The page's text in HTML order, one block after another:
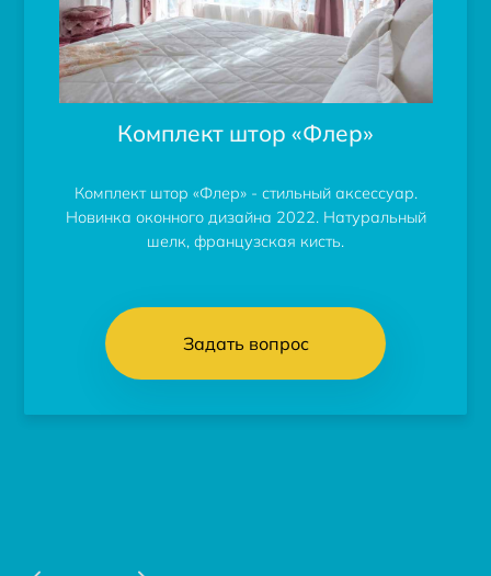
Комплект штор «Флер»
Комплект штор «Флер» - стильный аксессуар.
Новинка оконного дизайна 2022. Натуральный
шелк, французская кисть.
Задать вопрос